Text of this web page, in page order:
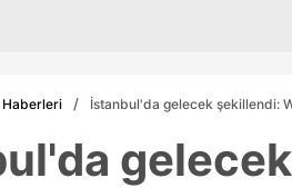
Haberleri İstanbul'da gelecek şekillendi: